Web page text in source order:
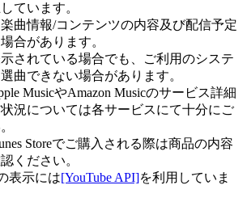
ています。
曲情報/コンテンツの内容及び配信予定
合があります。
されている場合でも、ご利用のシステ
曲できない場合があります。
MusicやAmazon Musicのサービス詳細
況については各サービスにて十分にご
Storeでご購入される際は商品の内容
ください。
表示には[YouTube API]を利用していま